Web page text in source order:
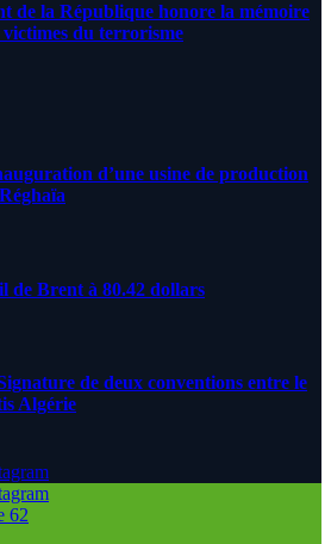
de la République honore la mémoire
victimes du terrorisme
d’une usine de production
de Brent à 80.42 dollars
de deux conventions entre le
Algérie